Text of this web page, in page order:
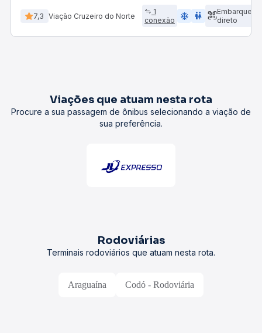
7,3 Viação Cruzeiro do Norte
1
conexão
ac_unit wc
Embarque
direto
Viações que atuam nesta rota
Procure a sua passagem de ônibus selecionando a viação de
sua preferência.
Rodoviárias
Terminais rodoviários que atuam nesta rota.
Araguaína Codó - Rodoviária